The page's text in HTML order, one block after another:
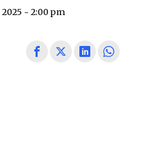
2025 - 2:00 pm